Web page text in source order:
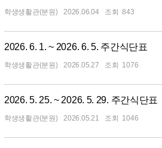
학생생활관(분원) 2026.06.04 843
2026. 6. 1. ~ 2026. 6. 5. 주간식단표
학생생활관(분원) 2026.05.27 1076
2026. 5. 25. ~ 2026. 5. 29. 주간식단표
학생생활관(분원) 2026.05.21 1046